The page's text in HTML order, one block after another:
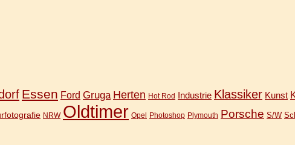
Essen Ford Gruga Herten Hot Rod Industrie Klassiker Kunst
NRW Oldtimer Opel Photoshop Plymouth Porsche S/W